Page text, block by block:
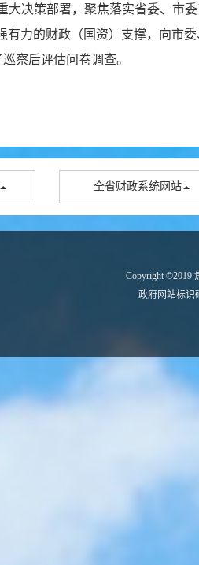
大决策部署，聚焦落实省委、市
有力的财政（国资）支撑，向市
察后评估问卷调查。
全省财政系统网站
Copyright ©2019
政府网站标识